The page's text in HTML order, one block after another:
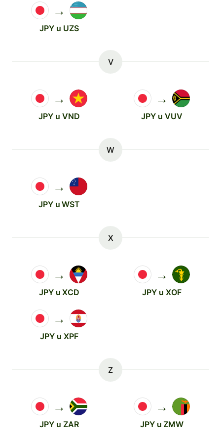
→
JPY u UZS
V
→
JPY u VND
→
JPY u VUV
W
→
JPY u WST
X
→
JPY u XCD
→
JPY u XOF
→
JPY u XPF
Z
→
JPY u ZAR
→
JPY u ZMW